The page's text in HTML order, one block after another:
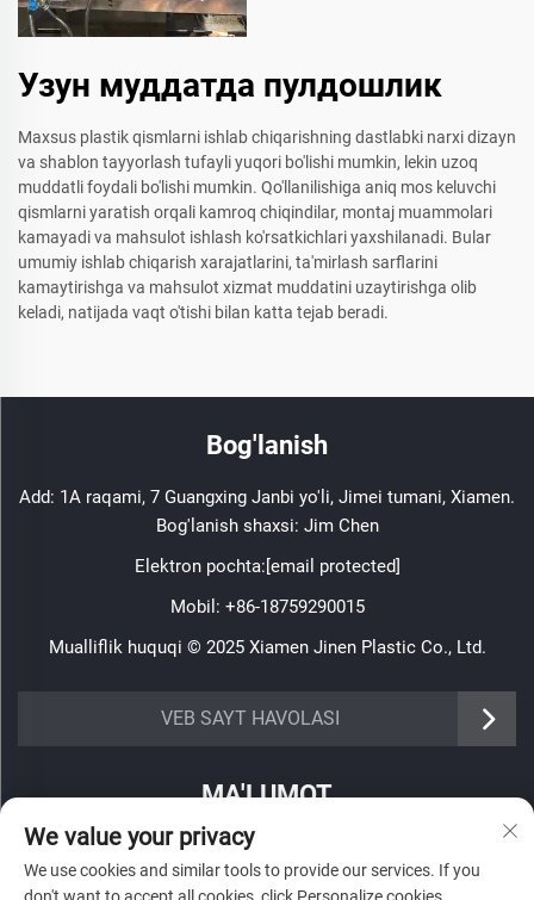
Узун муддатда пулдошлик
Maxsus plastik qismlarni ishlab chiqarishning dastlabki narxi dizayn
va shablon tayyorlash tufayli yuqori bo'lishi mumkin, lekin uzoq
muddatli foydali bo'lishi mumkin. Qo'llanilishiga aniq mos keluvchi
qismlarni yaratish orqali kamroq chiqindilar, montaj muammolari
kamayadi va mahsulot ishlash ko'rsatkichlari yaxshilanadi. Bular
umumiy ishlab chiqarish xarajatlarini, ta'mirlash sarflarini
kamaytirishga va mahsulot xizmat muddatini uzaytirishga olib
keladi, natijada vaqt o'tishi bilan katta tejab beradi.
Bog'lanish
Add: 1A raqami, 7 Guangxing Janbi yo'li, Jimei tumani, Xiamen.
Bog'lanish shaxsi: Jim Chen
Elektron pochta:[email protected]
Mobil: +86-18759290015
Mualliflik huquqi © 2025 Xiamen Jinen Plastic Co., Ltd.
VEB SAYT HAVOLASI
https://www.jinenplastic.com/service
https://www.jinenplastic.com/projects
MA'LUMOT
Haftalik axborotnomamizni olish uchun roʻyxatdan oʻting
We value your privacy
We use cookies and similar tools to provide our services. If you